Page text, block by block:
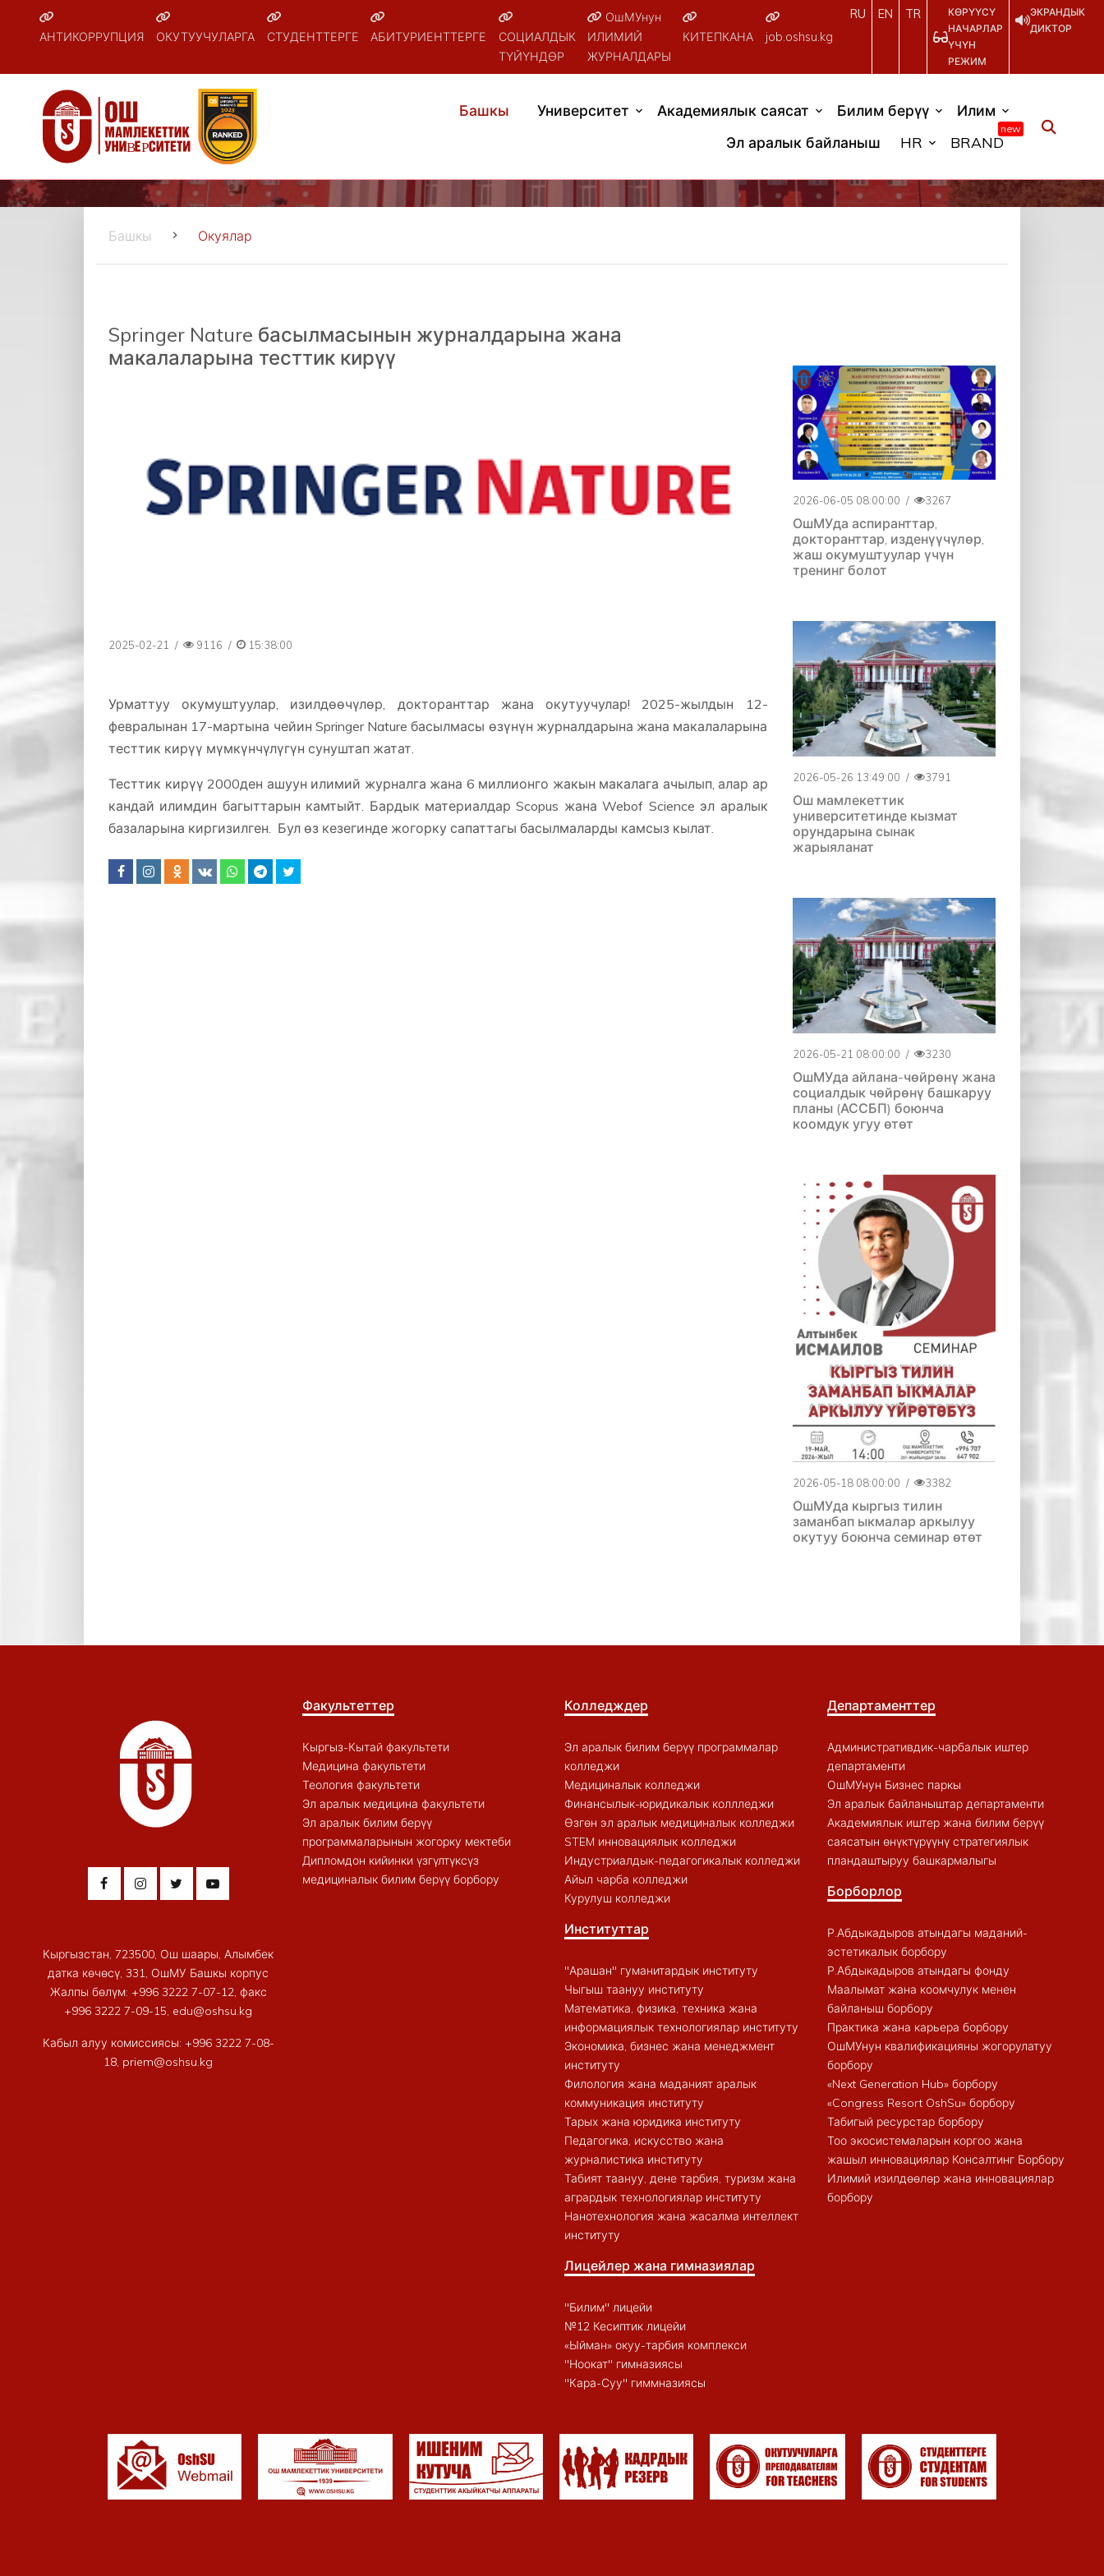
АНТИКОРРУПЦИЯ ОКУТУУЧУЛАРГА СТУДЕНТТЕРГЕ АБИТУРИЕНТТЕРГЕ
СОЦИАЛДЫК
ТҮЙҮНДӨР
ОшМУнун
ИЛИМИЙ
ЖУРНАЛДАРЫ
КИТЕПКАНА job.oshsu.kg
RU EN TR
КӨРҮҮСҮ
НАЧАРЛАР
ҮЧҮН
РЕЖИМ
ЭКРАНДЫК
ДИКТОР
Башкы Университет Академиялык саясат Билим берүү
Илим
Эл аралык байланыш
HR BRAND
new
Башкы Окуялар
Springer Nature басылмасынын журналдарына жана
макалаларына тесттик кирүү
2025-02-21 / 9116 / 15:38:00
Урматтуу окумуштуулар, изилдөөчүлөр, докторанттар жана окутуучулар! 2025-жылдын 12-
февралынан 17-мартына чейин Springer Nature басылмасы өзүнүн журналдарына жана макалаларына
тесттик кирүү мүмкүнчүлүгүн сунуштап жатат.
Тесттик кирүү 2000ден ашуун илимий журналга жана 6 миллионго жакын макалага ачылып, алар ар
кандай илимдин багыттарын камтыйт. Бардык материалдар Scopus жана Webof Science эл аралык
базаларына киргизилген. Бул өз кезегинде жогорку сапаттагы басылмаларды камсыз кылат.
2026-06-05 08:00:00 / 3267
ОшМУда аспиранттар,
докторанттар, изденүүчүлөр,
жаш окумуштуулар үчүн
тренинг болот
2026-05-26 13:49:00 / 3791
Ош мамлекеттик
университетинде кызмат
орундарына сынак
жарыяланат
2026-05-21 08:00:00 / 3230
ОшМУда айлана-чөйрөнү жана
социалдык чөйрөнү башкаруу
планы (АССБП) боюнча
коомдук угуу өтөт
2026-05-18 08:00:00 / 3382
ОшМУда кыргыз тилин
заманбап ыкмалар аркылуу
окутуу боюнча семинар өтөт
Кыргызстан, 723500, Ош шаары, Алымбек
датка көчөсү, 331, ОшМУ Башкы корпус
Жалпы бөлүм: +996 3222 7-07-12, факс
+996 3222 7-09-15, edu@oshsu.kg
Кабыл алуу комиссиясы: +996 3222 7-08-
18, priem@oshsu.kg
Факультеттер
Кыргыз-Кытай факультети
Медицина факультети
Теология факультети
Эл аралык медицина факультети
Эл аралык билим берүү
программаларынын жогорку мектеби
Дипломдон кийинки үзгүлтүксүз
медициналык билим берүү борбору
Колледждер
Эл аралык билим берүү программалар
колледжи
Медициналык колледжи
Финансылык-юридикалык коллледжи
Өзгөн эл аралык медициналык колледжи
STEM инновациялык колледжи
Индустриалдык-педагогикалык колледжи
Айыл чарба колледжи
Курулуш колледжи
Институттар
"Арашан" гуманитардык институту
Чыгыш таануу институту
Математика, физика, техника жана
информациялык технологиялар институту
Экономика, бизнес жана менеджмент
институту
Филология жана маданият аралык
коммуникация институту
Тарых жана юридика институту
Педагогика, искусство жана
журналистика институту
Табият таануу, дене тарбия, туризм жана
агрардык технологиялар институту
Нанотехнология жана жасалма интеллект
институту
Лицейлер жана гимназиялар
"Билим" лицейи
№12 Кесиптик лицейи
«Ыйман» окуу-тарбия комплекси
"Ноокат" гимназиясы
"Кара-Суу" гиммназиясы
Департаменттер
Административдик-чарбалык иштер
департаменти
ОшМУнун Бизнес паркы
Эл аралык байланыштар департаменти
Академиялык иштер жана билим берүү
саясатын өнүктүрүүнү стратегиялык
пландаштыруу башкармалыгы
Борборлор
Р.Абдыкадыров атындагы маданий-
эстетикалык борбору
Р.Абдыкадыров атындагы фонду
Маалымат жана коомчулук менен
байланыш борбору
Практика жана карьера борбору
ОшМУнун квалификацияны жогорулатуу
борбору
«Next Generation Hub» борбору
«Congress Resort OshSu» борбору
Табигый ресурстар борбору
Тоо экосистемаларын коргоо жана
жашыл инновациялар Консалтинг Борбору
Илимий изилдөөлөр жана инновациялар
борбору